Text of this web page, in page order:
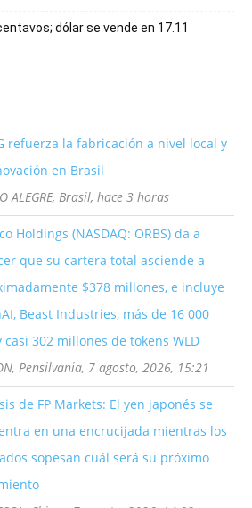
dólar se vende en 17.11
refuerza la fabricación a nivel local y
en Brasil
ALEGRE, Brasil, hace 3 horas
Holdings (NASDAQ: ORBS) da a
que su cartera total asciende a
$378 millones, e incluye
Beast Industries, más de 16 000
casi 302 millones de tokens WLD
Pensilvania, 7 agosto, 2026, 15:21
de FP Markets: El yen japonés se
en una encrucijada mientras los
sopesan cuál será su próximo